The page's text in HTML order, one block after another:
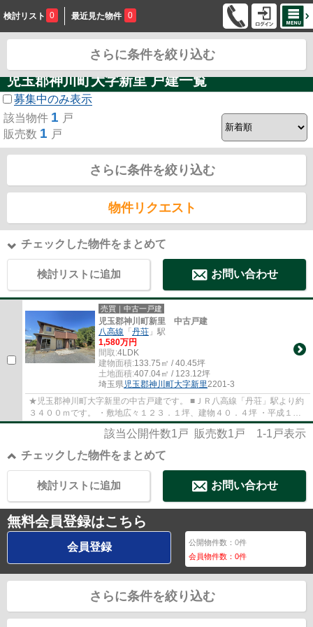
検討リスト 0 最近見た物件 0
児玉郡神川町大字新里 戸建一覧
募集中のみ表示
該当物件 1 戸
販売数 1 戸
さらに条件を絞り込む
物件リクエスト
チェックした物件をまとめて
検討リストに追加 お問い合わせ
売買｜中古一戸建
児玉郡神川町新里 中古戸建
八高線 「 丹荘 」駅
1,580万円
間取:4LDK
建物面積:133.75㎡ / 40.45坪
土地面積:407.04㎡ / 123.12坪
埼玉県児玉郡神川町大字新里2201-3
★児玉郡神川町大字新里の中古戸建です。 ■ＪＲ八高線「丹荘」駅より約
３４００ｍです。 ・敷地広々１２３．１坪、建物４０．４坪 ・平成１７
年６月築の４ＬＤＫ ・南西側４．５m公道、...
該当公開件数1 戸 販売数1 戸 1-1 戸表示
チェックした物件をまとめて
お問い合わせ
検討リストに追加
無料会員登録はこちら
会員登録 公開物件数：0件
会員物件数：0件
さらに条件を絞り込む
さらに条件を絞り込む